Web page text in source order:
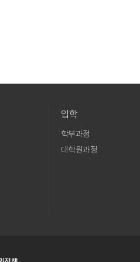
입학
학부과정
대학원과정